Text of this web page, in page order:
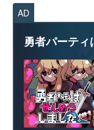
AD
勇者パーティ